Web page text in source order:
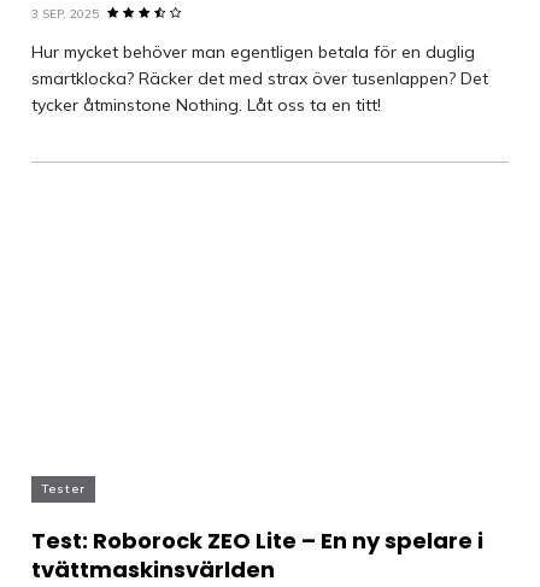
3 SEP, 2025
Hur mycket behöver man egentligen betala för en duglig
smartklocka? Räcker det med strax över tusenlappen? Det
tycker åtminstone Nothing. Låt oss ta en titt!
Tester
Test: Roborock ZEO Lite – En ny spelare i
tvättmaskinsvärlden